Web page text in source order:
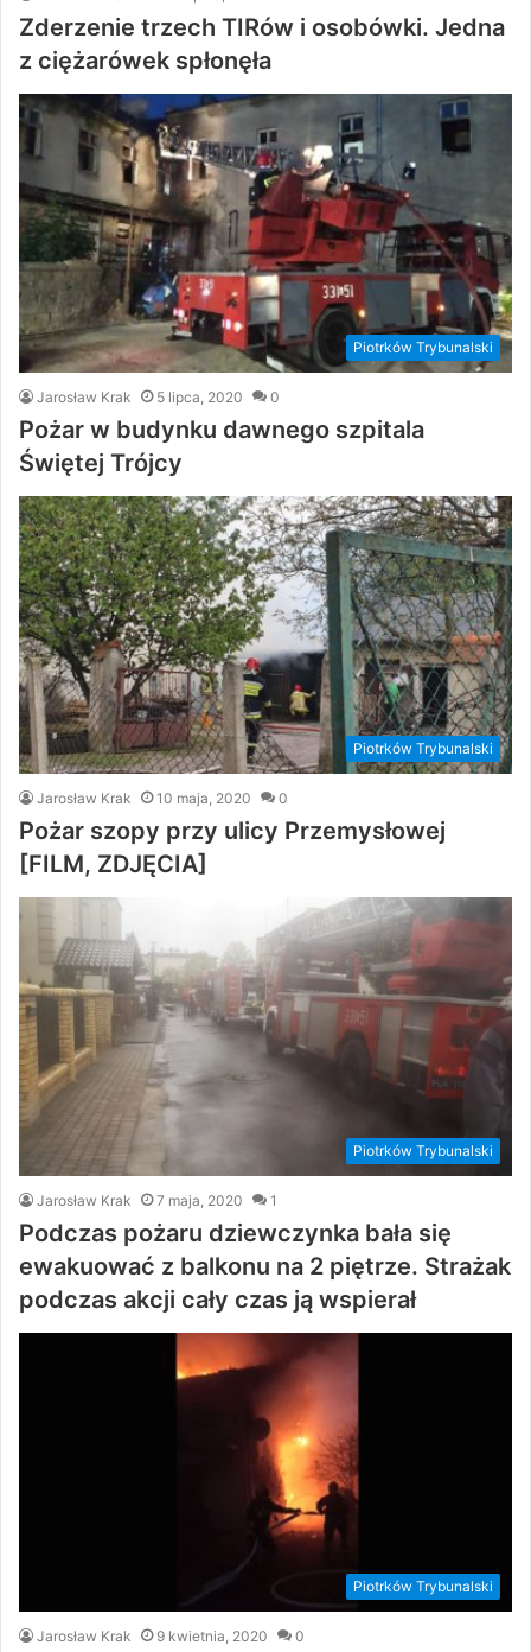
Zderzenie trzech TIRów i osobówki. Jedna
z ciężarówek spłonęła
Piotrków Trybunalski
Jarosław Krak 5 lipca, 2020 0
Pożar w budynku dawnego szpitala
Świętej Trójcy
Piotrków Trybunalski
Jarosław Krak 10 maja, 2020 0
Pożar szopy przy ulicy Przemysłowej
[FILM, ZDJĘCIA]
Piotrków Trybunalski
Jarosław Krak 7 maja, 2020 1
Podczas pożaru dziewczynka bała się
ewakuować z balkonu na 2 piętrze. Strażak
podczas akcji cały czas ją wspierał
Piotrków Trybunalski
Jarosław Krak 9 kwietnia, 2020 0